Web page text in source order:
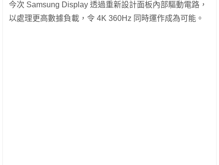
今次 Samsung Display 透過重新設計面板內部驅動電路，
以處理更高數據負載，令 4K 360Hz 同時運作成為可能。